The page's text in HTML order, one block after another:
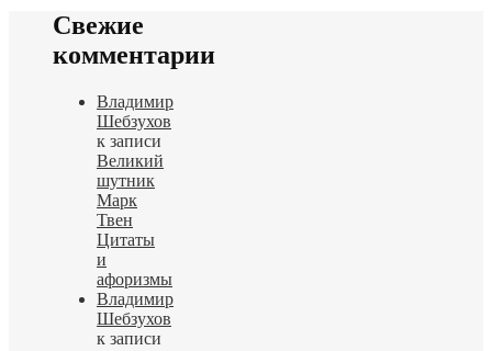
Свежие
комментарии
Владимир
Шебзухов
к записи
Великий
шутник
Марк
Твен
Цитаты
и
афоризмы
Владимир
Шебзухов
к записи